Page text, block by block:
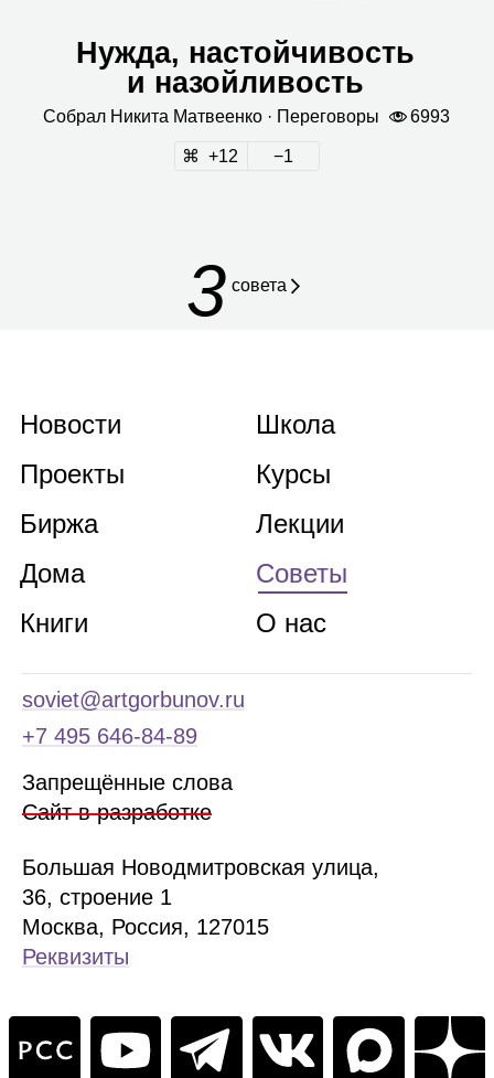
Нужда, настойчивость
и назойливость
Собрал Никита Мат­ве­енко· Пере­го­воры 6993
12 1
3 совета
Новости
Проекты
Биржа
Дома
Книги
Школа
Курсы
Лекции
Советы
О нас
soviet@artgorbunov.ru
+7 495 646‑84‑89
Запрещённые слова
Сайт в разработке
Большая Новодмитровская улица,
36, строение 1
Москва, Россия, 127015
Реквизиты